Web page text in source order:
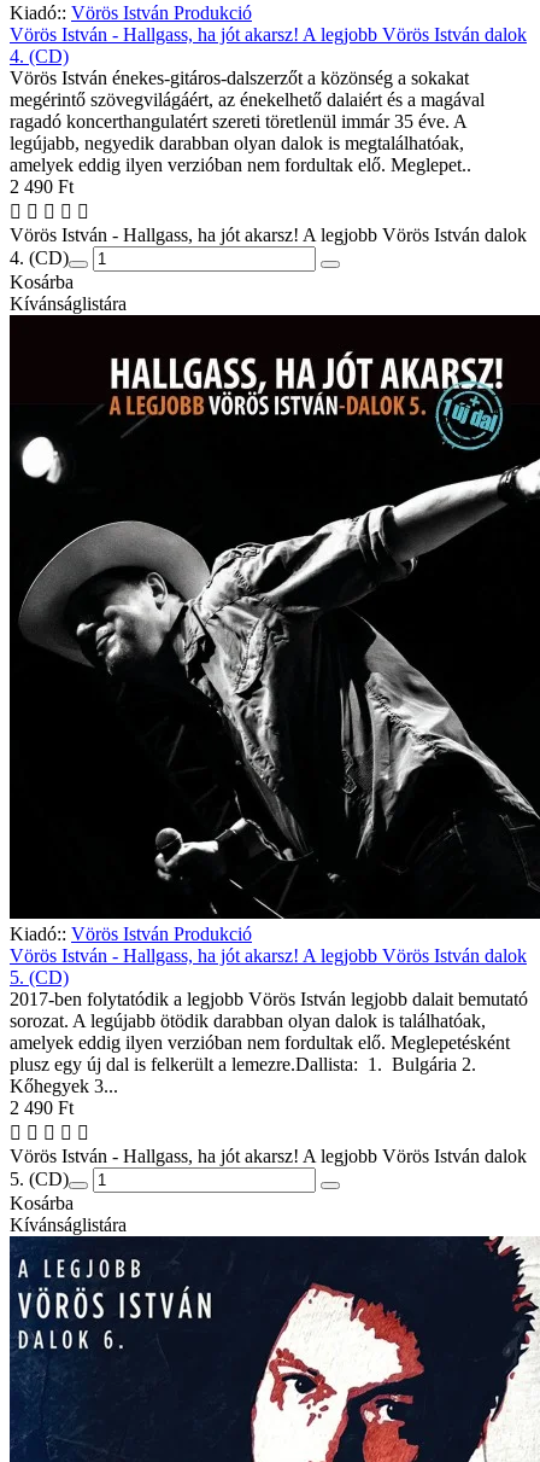
Kiadó:: Vörös István Produkció
Vörös István - Hallgass, ha jót akarsz! A legjobb Vörös István dalok
4. (CD)
Vörös István énekes-gitáros-dalszerzőt a közönség a sokakat
megérintő szövegvilágáért, az énekelhető dalaiért és a magával
ragadó koncerthangulatért szereti töretlenül immár 35 éve. A
legújabb, negyedik darabban olyan dalok is megtalálhatóak,
amelyek eddig ilyen verzióban nem fordultak elő. Meglepet..
2 490 Ft
Vörös István - Hallgass, ha jót akarsz! A legjobb Vörös István dalok
4. (CD)
Kosárba
Kívánságlistára
Kiadó:: Vörös István Produkció
Vörös István - Hallgass, ha jót akarsz! A legjobb Vörös István dalok
5. (CD)
2017-ben folytatódik a legjobb Vörös István legjobb dalait bemutató
sorozat. A legújabb ötödik darabban olyan dalok is találhatóak,
amelyek eddig ilyen verzióban nem fordultak elő. Meglepetésként
plusz egy új dal is felkerült a lemezre.Dallista: 1. Bulgária 2.
Kőhegyek 3...
2 490 Ft
Vörös István - Hallgass, ha jót akarsz! A legjobb Vörös István dalok
5. (CD)
Kosárba
Kívánságlistára